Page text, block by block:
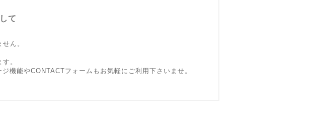
て
ん。
。
機能やCONTACTフォームもお気軽にご利用下さいませ。